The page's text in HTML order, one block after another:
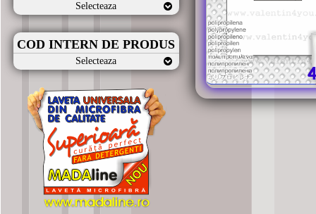
Selecteaza
COD INTERN DE PRODUS
Selecteaza